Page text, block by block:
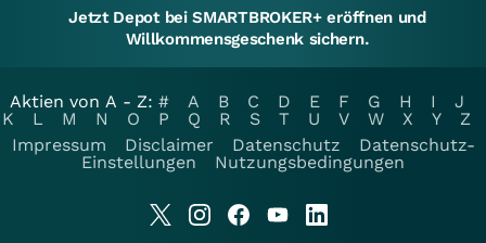
Jetzt Depot bei SMARTBROKER+ eröffnen und
Willkommensgeschenk sichern.
Aktien von A - Z: # A B C D E F G H I
J
K
L M N O P Q R S T U V W X Y
Z
Impressum
Disclaimer Datenschutz
Datenschutz-
Einstellungen
Nutzungsbedingungen